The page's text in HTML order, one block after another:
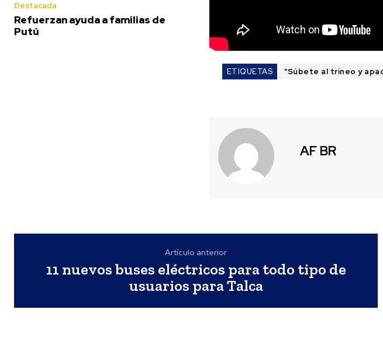
Destacada
Refuerzan ayuda a familias de
Putú
ETIQUETAS "Súbete al trineo y
AF BR
Artículo anterior
11 nuevos buses eléctricos para todo tipo de
usuarios para Talca